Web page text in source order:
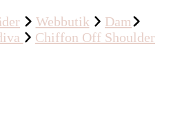
Webbutik
Dam
Chiffon Off Shoulder